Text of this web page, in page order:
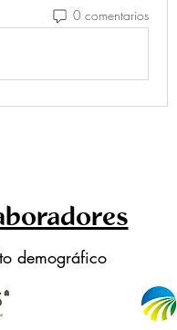
0 comentarios
demográfico